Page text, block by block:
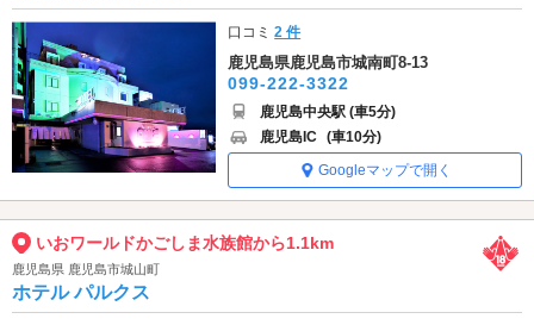
口コミ2 件
鹿児島県鹿児島市城南町8-13
099-222-3322
鹿児島中央駅 (車5分)
鹿児島IC (車10分)
Googleマップで開く
いおワールドかごしま水族館から1.1km
鹿児島県 鹿児島市城山町
ホテル パルクス